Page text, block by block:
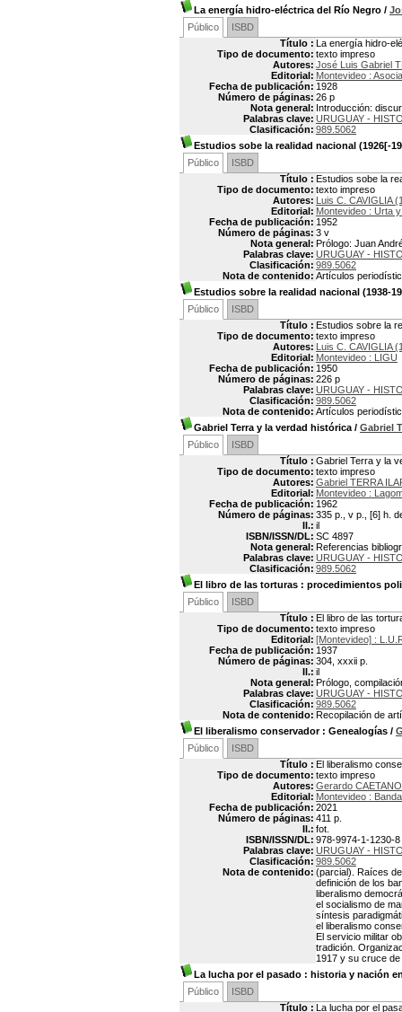
La energía hidro-eléctrica del Río Negro /
Público
ISBD
Título : La energía hidro-
Tipo de documento: texto impreso
Autores: José Luis Gabriel
Editorial: Montevideo :
Fecha de publicación: 1928
Número de páginas: 26 p
Nota general: Introducción:
Palabras clave: URUGUAY -
Clasificación: 989.5062
Estudios sobe la realidad nacional (1926[-
Público
ISBD
Título : Estudios sobe la
Tipo de documento: texto impreso
Autores: Luis C. CAVIGLIA
Editorial: Montevideo : Urta
Fecha de publicación: 1952
Número de páginas: 3 v
Nota general: Prólogo: Juan
Palabras clave: URUGUAY -
Clasificación: 989.5062
Nota de contenido: Artículos
Estudios sobre la realidad nacional (1938-
Público
ISBD
Título : Estudios sobre la
Tipo de documento: texto impreso
Autores: Luis C. CAVIGLIA
Editorial: Montevideo : LIGU
Fecha de publicación: 1950
Número de páginas: 226 p
Palabras clave: URUGUAY -
Clasificación: 989.5062
Nota de contenido: Artículos
Gabriel Terra y la verdad histórica / Gabriel
Público
ISBD
Título : Gabriel Terra y la
Tipo de documento: texto impreso
Autores: Gabriel TERRA
Editorial: Montevideo :
Fecha de publicación: 1962
Número de páginas: 335 p., v p., [6] h.
Il.: il
ISBN/ISSN/DL: SC 4897
Nota general: Referencias
Palabras clave: URUGUAY -
Clasificación: 989.5062
El libro de las torturas : procedimientos
Público
ISBD
Título : El libro de las
Tipo de documento: texto impreso
Editorial: [Montevideo] :
Fecha de publicación: 1937
Número de páginas: 304, xxxii p.
Il.: il
Nota general: Prólogo,
Palabras clave: URUGUAY -
Clasificación: 989.5062
Nota de contenido: Recopilación de
El liberalismo conservador: Genealogías /
Público
ISBD
Título : El liberalismo
Tipo de documento: texto impreso
Autores: Gerardo
Editorial: Montevideo :
Fecha de publicación: 2021
Número de páginas: 411 p.
Il.: fot.
ISBN/ISSN/DL: 978-9974-1-1230-8
Palabras clave: URUGUAY -
Clasificación: 989.5062
Nota de contenido: (parcial). Raíces
definición de los
liberalismo
el socialismo de
síntesis
el liberalismo
El servicio militar
tradición.
1917 y su cruce
La lucha por el pasado : historia y nación
Público
ISBD
Título : La lucha por el